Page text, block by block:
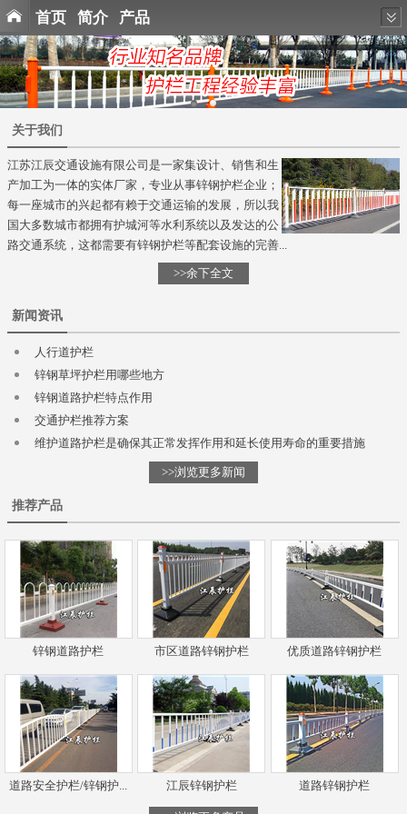
首页 简介 产品
关于我们
江苏江辰交通设施有限公司是一家集设计、销售和生
产加工为一体的实体厂家，专业从事锌钢护栏企业；
每一座城市的兴起都有赖于交通运输的发展，所以我
国大多数城市都拥有护城河等水利系统以及发达的公
路交通系统，这都需要有锌钢护栏等配套设施的完善...
>>余下全文
新闻资讯
人行道护栏
锌钢草坪护栏用哪些地方
锌钢道路护栏特点作用
交通护栏推荐方案
维护道路护栏是确保其正常发挥作用和延长使用寿命的重要措施
>>浏览更多新闻
推荐产品
锌钢道路护栏 市区道路锌钢护栏 优质道路锌钢护栏
道路安全护栏/锌钢护... 江辰锌钢护栏 道路锌钢护栏